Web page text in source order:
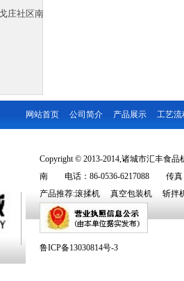
庄社区南
网站首页 公司简介 产品展示 工艺流
Copyright © 2013-2014,诸城市汇丰食
南 电话：86-0536-6217088 传真：
产品推荐:滚揉机 真空包装机 斩拌
鲁ICP备13030814号-3